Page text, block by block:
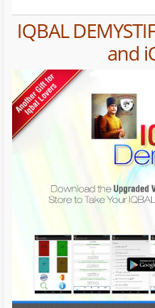
IQBAL
and